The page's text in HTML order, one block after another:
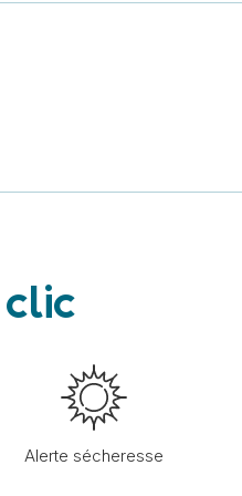
clic
Alerte sécheresse